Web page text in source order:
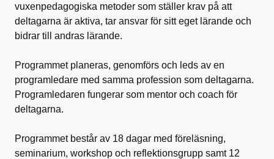
vuxenpedagogiska metoder som ställer krav på att
deltagarna är aktiva, tar ansvar för sitt eget lärande och
bidrar till andras lärande.
Programmet planeras, genomförs och leds av en
programledare med samma profession som deltagarna.
Programledaren fungerar som mentor och coach för
deltagarna.
Programmet består av 18 dagar med föreläsning,
seminarium, workshop och reflektionsgrupp samt 12